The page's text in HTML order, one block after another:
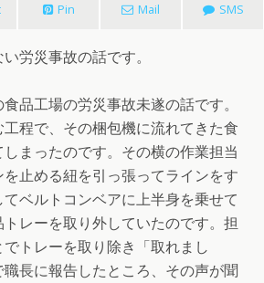
Pin Mail SMS
労災事故の話です。
品工場の労災事故未遂の話です。
程で、その梱包機に流れてきた食
まったのです。その横の作業担当
止める紐を引っ張ってラインをす
ベルトコンベアに上半身を乗せて
レーを取り外していたのです。担
トレーを取り除き「取れまし
長に報告したところ、その声が聞